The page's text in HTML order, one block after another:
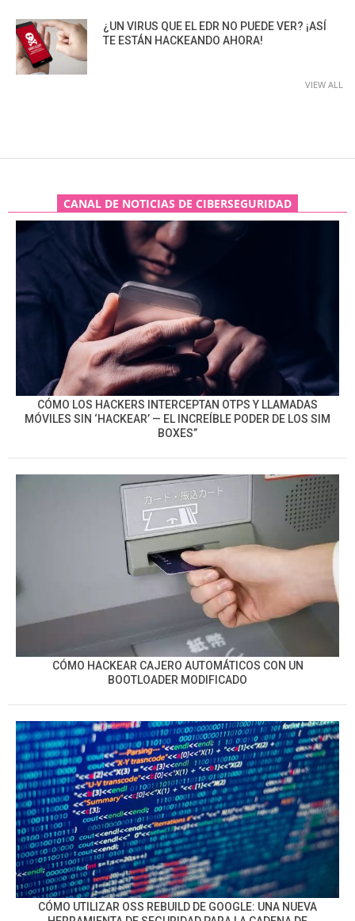
¿UN VIRUS QUE EL EDR NO PUEDE VER? ¡ASÍ
TE ESTÁN HACKEANDO AHORA!
VIEW ALL
CANAL DE NOTICIAS DE CIBERSEGURIDAD
CÓMO LOS HACKERS INTERCEPTAN OTPS Y LLAMADAS
MÓVILES SIN ‘HACKEAR’ — EL INCREÍBLE PODER DE LOS SIM
BOXES”
CÓMO HACKEAR CAJERO AUTOMÁTICOS CON UN
BOOTLOADER MODIFICADO
CÓMO UTILIZAR OSS REBUILD DE GOOGLE: UNA NUEVA